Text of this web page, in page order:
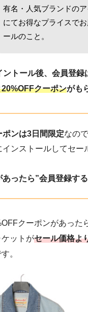
有名・人気ブランドの
にてお得なプライスで
ールのこと。
トール後、会員登録
クーポンがも
ンは3日間限定なので
インストールしてセー
ったら”会員登録する
クーポンがあった
ットがセール価格よ
。